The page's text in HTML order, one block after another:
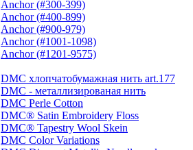
Anchor (#300-399)
Anchor (#400-899)
Anchor (#900-979)
Anchor (#1001-1098)
Anchor (#1201-9575)
DMC хлопчатобумажная нить art.177
DMC - металлизированая нить
DMC Perle Cotton
DMC® Satin Embroidery Floss
DMC® Tapestry Wool Skein
DMC Color Variations